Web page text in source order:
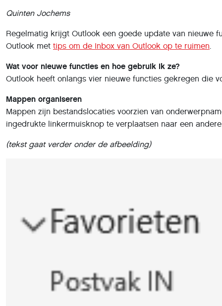
Quinten Jochems
Regelmatig krijgt Outlook een goede update van nieuwe
Outlook met tips om de Inbox van Outlook op te ruimen.
Wat voor nieuwe functies en hoe gebruik ik ze?
Outlook heeft onlangs vier nieuwe functies gekregen die
Mappen organiseren
Mappen zijn bestandslocaties voorzien van
ingedrukte linkermuisknop te verplaatsen naar een
(tekst gaat verder onder de afbeelding)